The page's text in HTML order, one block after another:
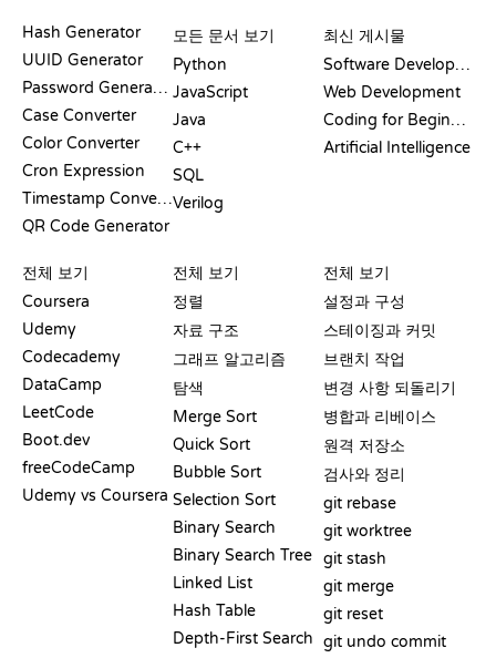
Hash Generator
UUID Generator
Password Generator
Case Converter
Color Converter
Cron Expression
Timestamp Converter
QR Code Generator
모든 문서 보기
Python
JavaScript
Java
C++
SQL
Verilog
최신 게시물
Software Development
Web Development
Coding for Beginners
Artificial Intelligence
전체 보기
Coursera
Udemy
Codecademy
DataCamp
LeetCode
Boot.dev
freeCodeCamp
Udemy vs Coursera
전체 보기
정렬
자료 구조
그래프 알고리즘
탐색
Merge Sort
Quick Sort
Bubble Sort
Selection Sort
Binary Search
Binary Search Tree
Linked List
Hash Table
Depth-First Search
전체 보기
설정과 구성
스테이징과 커밋
브랜치 작업
변경 사항 되돌리기
병합과 리베이스
원격 저장소
검사와 정리
git rebase
git worktree
git stash
git merge
git reset
git undo commit